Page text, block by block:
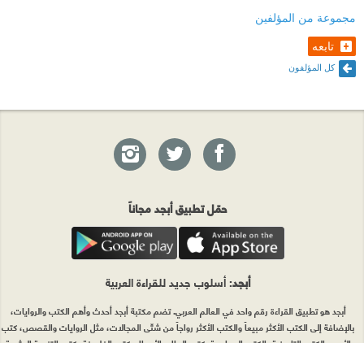
مجموعة من المؤلفين
تابعه
كل المؤلفون
حمّل تطبيق أبجد مجاناً
أبجد: أسلوب جديد للقراءة العربية
أبجد هو تطبيق القراءة رقم واحد في العالم العربي. تضم مكتبة أبجد أحدث وأهم الكتب والروايات،
بالإضافة إلى الكتب الأكثر مبيعاً والكتب الأكثر رواجاً من شتّى المجالات، مثل الروايات والقصص، كتب